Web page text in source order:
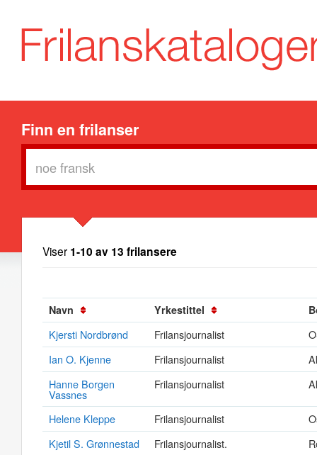
Finn en frilanser
Viser 1-10 av 13 frilansere
Navn Yrkestittel
Kjersti Nordbrønd Frilansjournalist
Ian O. Kjenne
Frilansjournalist
Hanne Borgen
Vassnes
Frilansjournalist
Helene Kleppe Frilansjournalist
Kjetil S. Grønnestad
Frilansjournalist.